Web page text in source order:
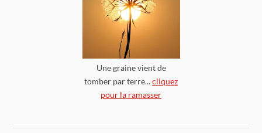
Une graine vient de
tomber par terre...cliquez
pour la ramasser